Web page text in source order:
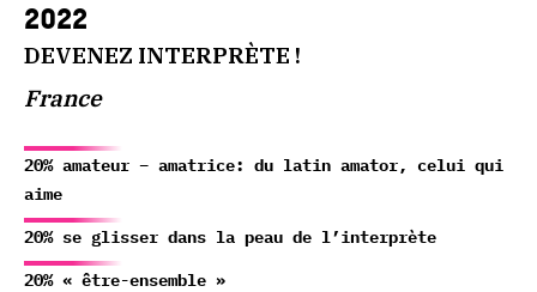
2022
DEVENEZ INTERPRÈTE !
France
20% amateur – amatrice: du latin amator, celui qui
aime
20% se glisser dans la peau de l’interprète
20% « être-ensemble »